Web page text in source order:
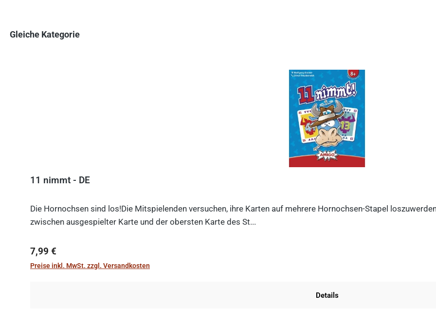
Gleiche Kategorie
11 nimmt - DE
Die Hornochsen sind los!Die Mitspielenden versuchen, ihre Karten auf mehrere Hornochsen-Stapel
zwischen ausgespielter Karte und der obersten Karte des St...
Regulärer Preis:
7,99 €
Preise inkl. MwSt. zzgl. Versandkosten
Details